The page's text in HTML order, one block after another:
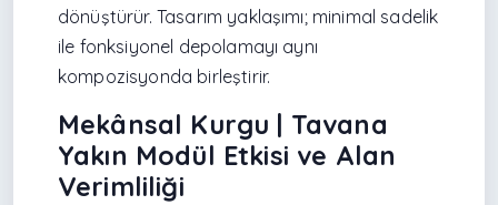
dönüştürür. Tasarım yaklaşımı; minimal sadelik
ile fonksiyonel depolamayı aynı
kompozisyonda birleştirir.
Mekânsal Kurgu | Tavana
Yakın Modül Etkisi ve Alan
Verimliliği